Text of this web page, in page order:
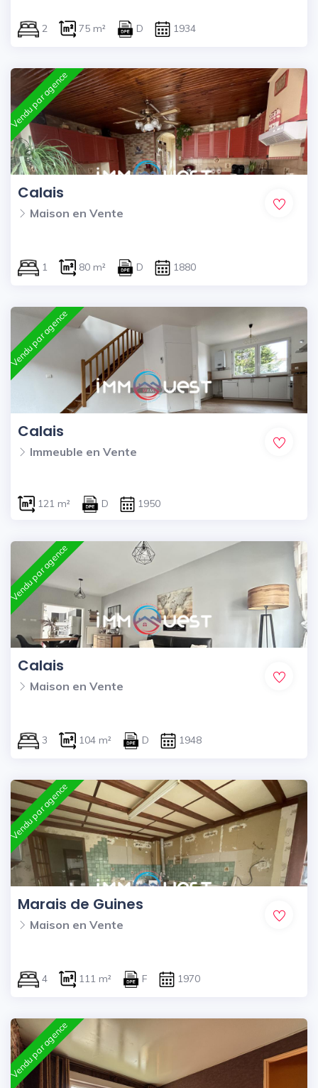
2 75 m² D 1934
Vendu par agence
Calais
Maison en Vente
1 80 m² D 1880
Vendu par agence
Calais
Immeuble en Vente
121 m² D 1950
Vendu par agence
Calais
Maison en Vente
3 104 m² D 1948
Vendu par agence
Marais de Guines
Maison en Vente
4 111 m² F 1970
Vendu par agence